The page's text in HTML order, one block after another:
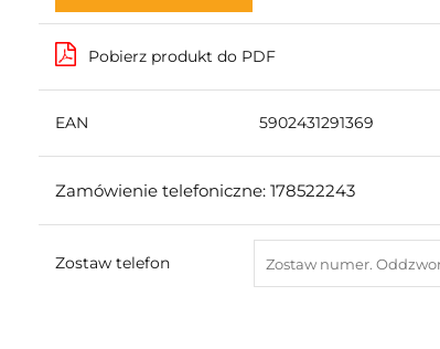
Pobierz produkt do PDF
EAN 5902431291369
Zamówienie telefoniczne: 178522243
Zostaw telefon